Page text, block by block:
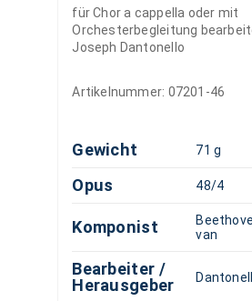
für Chor a cappella oder mit
Orchesterbegleitung
Joseph Dantonello
Artikelnummer: 07201-46
Gewicht 71 g
Opus 48/4
Komponist
van
Bearbeiter /
Herausgeber